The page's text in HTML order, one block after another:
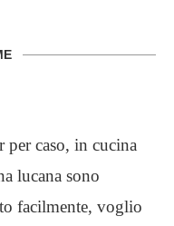
caso, in cucina
lucana sono
facilmente, voglio